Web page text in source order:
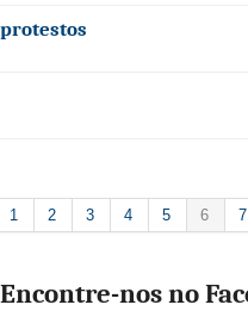
1 2 3 4 5 6 7
Encontre-nos no